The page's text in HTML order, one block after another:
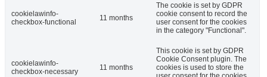
cookielawinfo-
checkbox-functional
11 months
The cookie is set by GDPR
cookie consent to record the
user consent for the cookies
in the category "Functional".
cookielawinfo-
checkbox-necessary
11 months
This cookie is set by GDPR
Cookie Consent plugin. The
cookies is used to store the